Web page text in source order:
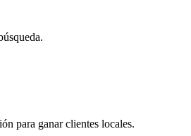
para ganar clientes locales.